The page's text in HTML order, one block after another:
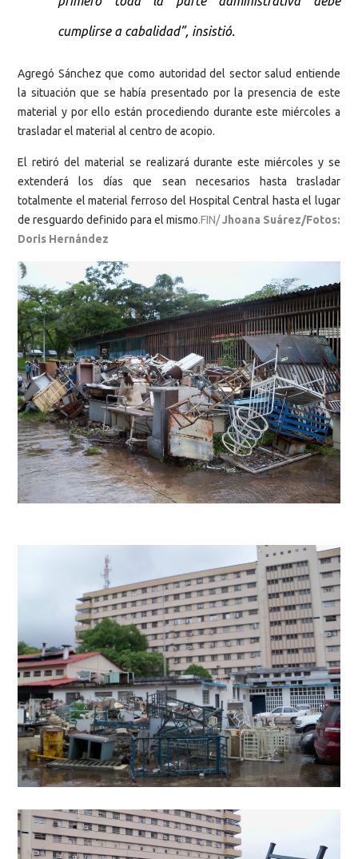
cumplirse a cabalidad”, insistió.
Agregó Sánchez que como autoridad del sector salud entiende
la situación que se había presentado por la presencia de este
material y por ello están procediendo durante este miércoles a
trasladar el material al centro de acopio.
El retiró del material se realizará durante este miércoles y se
extenderá los días que sean necesarios hasta trasladar
totalmente el material ferroso del Hospital Central hasta el lugar
de resguardo definido para el mismo.FIN/Jhoana Suárez/Fotos:
Doris Hernández